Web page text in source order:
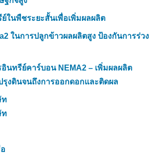
ในพืชระยะสั้นเพื่อเพิ่มผลผลิต
ในการปลูกข้าวผลผลิตสูง ป้องกันการร่วง
นทรีย์คาร์บอน NEMA2 – เพิ่มผลผลิต
รุงดินจนถึงการออกดอกและติดผล
ท
ท